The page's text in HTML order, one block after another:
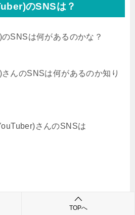
のSNSは？
SNSは何があるのかな？
んのSNSは何があるのか知り
さんのSNSは
TOPへ